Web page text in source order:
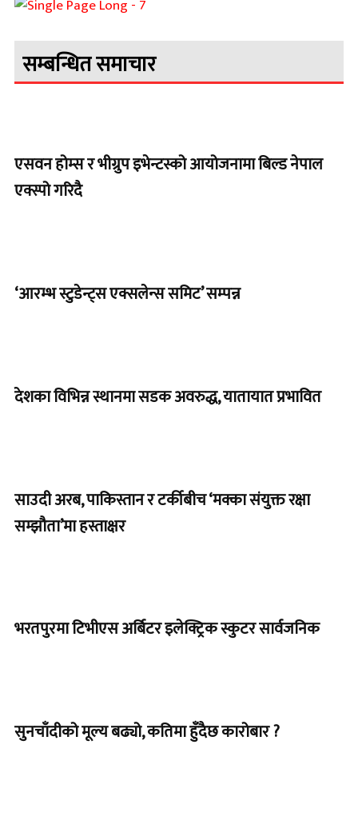
सम्बन्धित समाचार
एसवन होम्स र भीग्रुप इभेन्टस्को आयोजनामा बिल्ड नेपाल
एक्स्पो गरिदै
‘आरम्भ स्टुडेन्ट्स एक्सलेन्स समिट’ सम्पन्न
देशका विभिन्न स्थानमा सडक अवरुद्ध, यातायात प्रभावित
साउदी अरब, पाकिस्तान र टर्कीबीच ‘मक्का संयुक्त रक्षा
सम्झौता’मा हस्ताक्षर
भरतपुरमा टिभीएस अर्बिटर इलेक्ट्रिक स्कुटर सार्वजनिक
सुनचाँदीको मूल्य बढ्यो, कतिमा हुँदैछ कारोबार ?